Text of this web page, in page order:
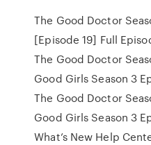
The Good Doctor
[Episode 19] Full
The Good Doctor
Good Girls Season 3
The Good Doctor
Good Girls Season 3
What’s New Help